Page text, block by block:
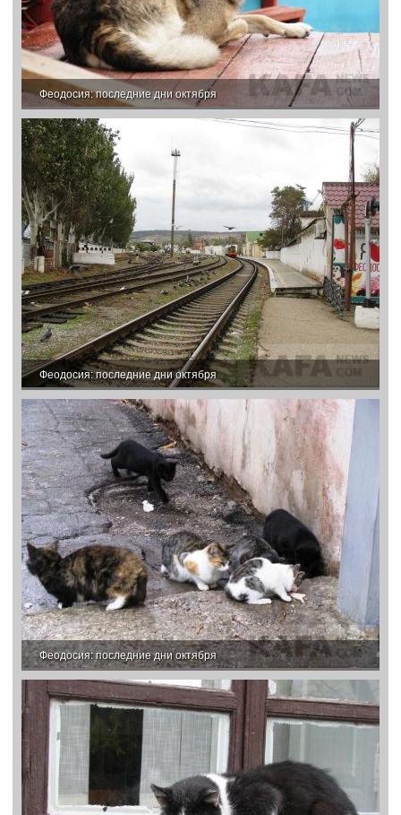
Феодосия: последние дни октября
Феодосия: последние дни октября
Феодосия: последние дни октября